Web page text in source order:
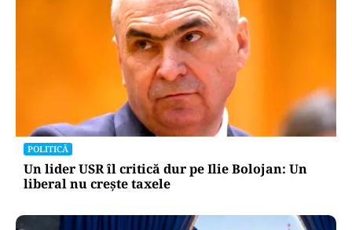
POLITICĂ
Un lider USR îl critică dur pe Ilie Bolojan: Un
liberal nu crește taxele